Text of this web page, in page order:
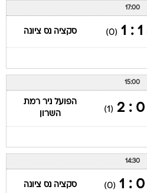
17:00
1 : 1
(0) סקציה נס ציונה
15:00
0 : 2
(1)
הפועל ניר רמת
השרון
14:30
0 : 1
(0) סקציה נס ציונה